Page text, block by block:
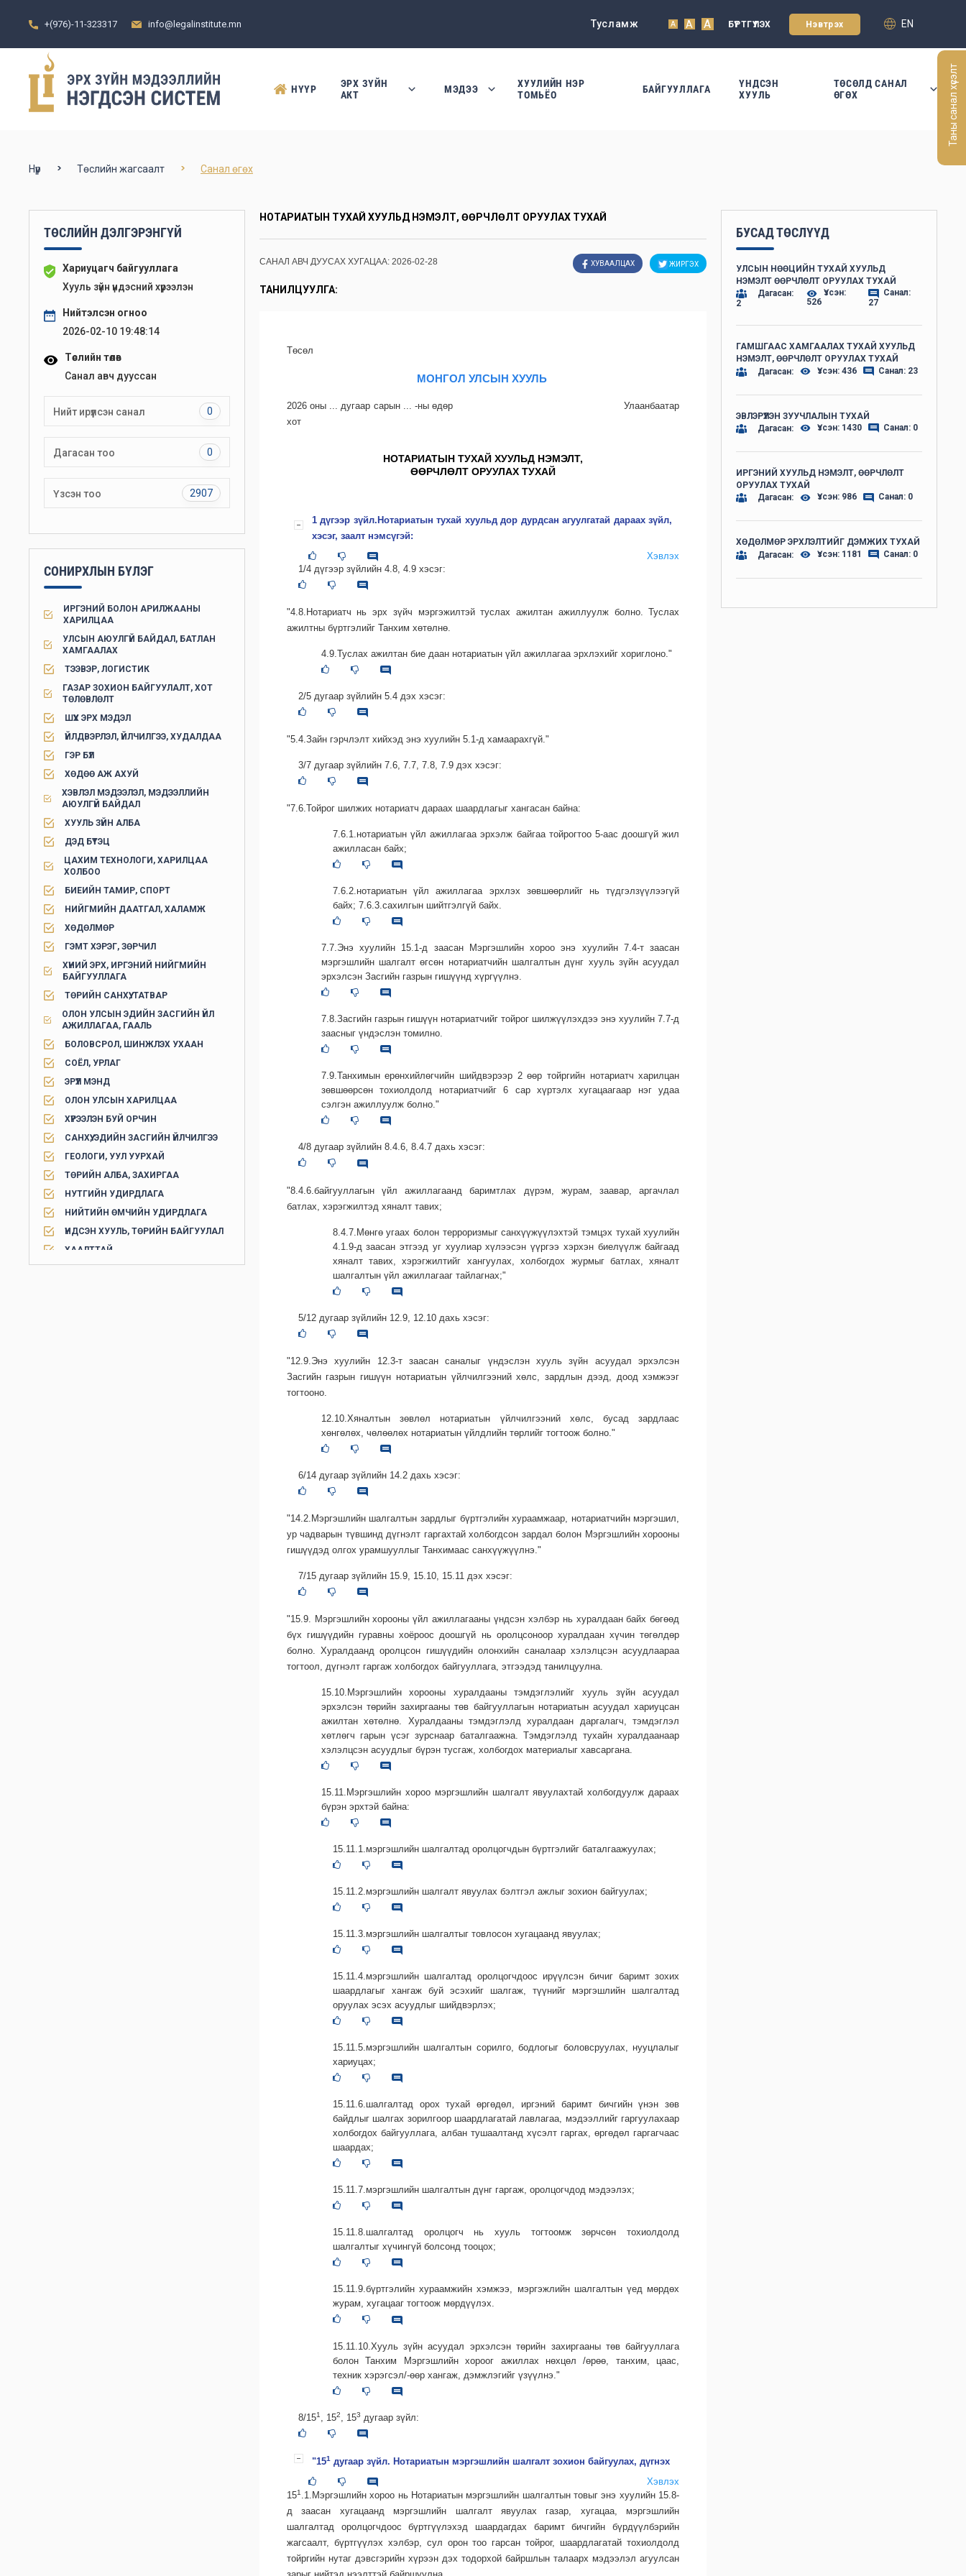
+(976)-11-323317 info@legalinstitute.mn Тусламж A A A БҮРТГҮҮЛЭХ Нэвтрэх EN
НҮҮР
ЭРХ ЗҮЙН
АКТ
МЭДЭЭ
ХУУЛИЙН НЭР
ТОМЬЁО
БАЙГУУЛЛАГА
ҮНДСЭН
ХУУЛЬ
ТӨСӨЛД САНАЛ
ӨГӨХ
Нүүр Төслийн жагсаалт Санал өгөх
ТӨСЛИЙН ДЭЛГЭРЭНГҮЙ
Хариуцагч байгууллага
Хууль зүйн үндэсний хүрээлэн
Нийтэлсэн огноо
2026-02-10 19:48:14
Төслийн төлөв
Санал авч дууссан
Нийт ирүүлсэн санал 0
Дагасан тоо 0
Үзсэн тоо 2907
СОНИРХЛЫН БҮЛЭГ
ИРГЭНИЙ БОЛОН АРИЛЖААНЫ
ХАРИЛЦАА
УЛСЫН АЮУЛГҮЙ БАЙДАЛ, БАТЛАН
ХАМГААЛАХ
ТЭЭВЭР, ЛОГИСТИК
ГАЗАР ЗОХИОН БАЙГУУЛАЛТ, ХОТ
ТӨЛӨВЛӨЛТ
ШҮҮХ ЭРХ МЭДЭЛ
ҮЙЛДВЭРЛЭЛ, ҮЙЛЧИЛГЭЭ, ХУДАЛДАА
ГЭР БҮЛ
ХӨДӨӨ АЖ АХУЙ
ХЭВЛЭЛ МЭДЭЭЛЭЛ, МЭДЭЭЛЛИЙН
АЮУЛГҮЙ БАЙДАЛ
ХУУЛЬ ЗҮЙН АЛБА
ДЭД БҮТЭЦ
ЦАХИМ ТЕХНОЛОГИ, ХАРИЛЦАА
ХОЛБОО
БИЕИЙН ТАМИР, СПОРТ
НИЙГМИЙН ДААТГАЛ, ХАЛАМЖ
ХӨДӨЛМӨР
ГЭМТ ХЭРЭГ, ЗӨРЧИЛ
ХҮНИЙ ЭРХ, ИРГЭНИЙ НИЙГМИЙН
БАЙГУУЛЛАГА
ТӨРИЙН САНХҮҮ, ТАТВАР
ОЛОН УЛСЫН ЭДИЙН ЗАСГИЙН ҮЙЛ
АЖИЛЛАГАА, ГААЛЬ
БОЛОВСРОЛ, ШИНЖЛЭХ УХААН
СОЁЛ, УРЛАГ
ЭРҮҮЛ МЭНД
ОЛОН УЛСЫН ХАРИЛЦАА
ХҮРЭЭЛЭН БУЙ ОРЧИН
САНХҮҮ, ЭДИЙН ЗАСГИЙН ҮЙЛЧИЛГЭЭ
ГЕОЛОГИ, УУЛ УУРХАЙ
ТӨРИЙН АЛБА, ЗАХИРГАА
НУТГИЙН УДИРДЛАГА
НИЙТИЙН ӨМЧИЙН УДИРДЛАГА
ҮНДСЭН ХУУЛЬ, ТӨРИЙН БАЙГУУЛАЛ
ХААЛТТАЙ
НОТАРИАТЫН ТУХАЙ ХУУЛЬД НЭМЭЛТ, ӨӨРЧЛӨЛТ ОРУУЛАХ ТУХАЙ
САНАЛ АВЧ ДУУСАХ ХУГАЦАА: 2026-02-28 ХУВААЛЦАХ ЖИРГЭХ
ТАНИЛЦУУЛГА:
Төсөл
МОНГОЛ УЛСЫН ХУУЛЬ
2026 оны ... дугаар сарын ... -ны өдөр Улаанбаатар
хот
НОТАРИАТЫН ТУХАЙ ХУУЛЬД НЭМЭЛТ,
ӨӨРЧЛӨЛТ ОРУУЛАХ ТУХАЙ
1 дүгээр зүйл.Нотариатын тухай хуульд дор дурдсан агуулгатай дараах зүйл,
хэсэг, заалт нэмсүгэй:
Хэвлэх
1/4 дүгээр зүйлийн 4.8, 4.9 хэсэг:
"4.8.Нотариатч нь эрх зүйч мэргэжилтэй туслах ажилтан ажиллуулж болно. Туслах
ажилтны бүртгэлийг Танхим хөтөлнө.
4.9.Туслах ажилтан бие даан нотариатын үйл ажиллагаа эрхлэхийг хориглоно."
2/5 дугаар зүйлийн 5.4 дэх хэсэг:
"5.4.Зайн гэрчлэлт хийхэд энэ хуулийн 5.1-д хамаарахгүй."
3/7 дугаар зүйлийн 7.6, 7.7, 7.8, 7.9 дэх хэсэг:
"7.6.Тойрог шилжих нотариатч дараах шаардлагыг хангасан байна:
7.6.1.нотариатын үйл ажиллагаа эрхэлж байгаа тойрогтоо 5-аас доошгүй жил
ажилласан байх;
7.6.2.нотариатын үйл ажиллагаа эрхлэх зөвшөөрлийг нь түдгэлзүүлээгүй
байх; 7.6.3.сахилгын шийтгэлгүй байх.
7.7.Энэ хуулийн 15.1-д заасан Мэргэшлийн хороо энэ хуулийн 7.4-т заасан
мэргэшлийн шалгалт өгсөн нотариатчийн шалгалтын дүнг хууль зүйн асуудал
эрхэлсэн Засгийн газрын гишүүнд хүргүүлнэ.
7.8.Засгийн газрын гишүүн нотариатчийг тойрог шилжүүлэхдээ энэ хуулийн 7.7-д
заасныг үндэслэн томилно.
7.9.Танхимын ерөнхийлөгчийн шийдвэрээр 2 өөр тойргийн нотариатч харилцан
зөвшөөрсөн тохиолдолд нотариатчийг 6 сар хүртэлх хугацаагаар нэг удаа
сэлгэн ажиллуулж болно."
4/8 дугаар зүйлийн 8.4.6, 8.4.7 дахь хэсэг:
"8.4.6.байгууллагын үйл ажиллагаанд баримтлах дүрэм, журам, заавар, аргачлал
батлах, хэрэгжилтэд хяналт тавих;
8.4.7.Мөнгө угаах болон терроризмыг санхүүжүүлэхтэй тэмцэх тухай хуулийн
4.1.9-д заасан этгээд уг хуулиар хүлээсэн үүргээ хэрхэн биелүүлж байгаад
хяналт тавих, хэрэгжилтийг хангуулах, холбогдох журмыг батлах, хяналт
шалгалтын үйл ажиллагааг тайлагнах;"
5/12 дугаар зүйлийн 12.9, 12.10 дахь хэсэг:
"12.9.Энэ хуулийн 12.3-т заасан саналыг үндэслэн хууль зүйн асуудал эрхэлсэн
Засгийн газрын гишүүн нотариатын үйлчилгээний хөлс, зардлын дээд, доод хэмжээг
тогтооно.
12.10.Хяналтын зөвлөл нотариатын үйлчилгээний хөлс, бусад зардлаас
хөнгөлөх, чөлөөлөх нотариатын үйлдлийн төрлийг тогтоож болно."
6/14 дугаар зүйлийн 14.2 дахь хэсэг:
"14.2.Мэргэшлийн шалгалтын зардлыг бүртгэлийн хураамжаар, нотариатчийн мэргэшил,
ур чадварын түвшинд дүгнэлт гаргахтай холбогдсон зардал болон Мэргэшлийн хорооны
гишүүдэд олгох урамшууллыг Танхимаас санхүүжүүлнэ."
7/15 дугаар зүйлийн 15.9, 15.10, 15.11 дэх хэсэг:
"15.9. Мэргэшлийн хорооны үйл ажиллагааны үндсэн хэлбэр нь хуралдаан байх бөгөөд
бүх гишүүдийн гуравны хоёроос доошгүй нь оролцсоноор хуралдаан хүчин төгөлдөр
болно. Хуралдаанд оролцсон гишүүдийн олонхийн саналаар хэлэлцсэн асуудлаараа
тогтоол, дүгнэлт гаргаж холбогдох байгууллага, этгээдэд танилцуулна.
15.10.Мэргэшлийн хорооны хуралдааны тэмдэглэлийг хууль зүйн асуудал
эрхэлсэн төрийн захиргааны төв байгууллагын нотариатын асуудал хариуцсан
ажилтан хөтөлнө. Хуралдааны тэмдэглэлд хуралдаан даргалагч, тэмдэглэл
хөтлөгч гарын үсэг зурснаар баталгаажна. Тэмдэглэлд тухайн хуралдаанаар
хэлэлцсэн асуудлыг бүрэн тусгаж, холбогдох материалыг хавсаргана.
15.11.Мэргэшлийн хороо мэргэшлийн шалгалт явуулахтай холбогдуулж дараах
бүрэн эрхтэй байна:
15.11.1.мэргэшлийн шалгалтад оролцогчдын бүртгэлийг баталгаажуулах;
15.11.2.мэргэшлийн шалгалт явуулах бэлтгэл ажлыг зохион байгуулах;
15.11.3.мэргэшлийн шалгалтыг товлосон хугацаанд явуулах;
15.11.4.мэргэшлийн шалгалтад оролцогчдоос ирүүлсэн бичиг баримт зохих
шаардлагыг хангаж буй эсэхийг шалгаж, түүнийг мэргэшлийн шалгалтад
оруулах эсэх асуудлыг шийдвэрлэх;
15.11.5.мэргэшлийн шалгалтын сорилго, бодлогыг боловсруулах, нууцлалыг
хариуцах;
15.11.6.шалгалтад орох тухай өргөдөл, иргэний баримт бичгийн үнэн зөв
байдлыг шалгах зорилгоор шаардлагатай лавлагаа, мэдээллийг гаргуулахаар
холбогдох байгууллага, албан тушаалтанд хүсэлт гаргах, өргөдөл гаргагчаас
шаардах;
15.11.7.мэргэшлийн шалгалтын дүнг гаргаж, оролцогчдод мэдээлэх;
15.11.8.шалгалтад оролцогч нь хууль тогтоомж зөрчсөн тохиолдолд
шалгалтыг хүчингүй болсонд тооцох;
15.11.9.бүртгэлийн хураамжийн хэмжээ, мэргэжлийн шалгалтын үед мөрдөх
журам, хугацааг тогтоож мөрдүүлэх.
15.11.10.Хууль зүйн асуудал эрхэлсэн төрийн захиргааны төв байгууллага
болон Танхим Мэргэшлийн хороог ажиллах нөхцөл /өрөө, танхим, цаас,
техник хэрэгсэл/-өөр хангаж, дэмжлэгийг үзүүлнэ."
8/151 , 152 , 153 дугаар зүйл:
"151дугаар зүйл. Нотариатын мэргэшлийн шалгалт зохион байгуулах, дүгнэх
Хэвлэх
151
.1.Мэргэшлийн хороо нь Нотариатын мэргэшлийн шалгалтын товыг энэ хуулийн 15.8-
д заасан хугацаанд мэргэшлийн шалгалт явуулах газар, хугацаа, мэргэшлийн
шалгалтад оролцогчдоос бүртгүүлэхэд шаардагдах баримт бичгийн бүрдүүлбэрийн
жагсаалт, бүртгүүлэх хэлбэр, сул орон тоо гарсан тойрог, шаардлагатай тохиолдолд
тойргийн нутаг дэвсгэрийн хүрээн дэх тодорхой байршлын талаарх мэдээлэл агуулсан
БУСАД ТӨСЛҮҮД
УЛСЫН НӨӨЦИЙН ТУХАЙ ХУУЛЬД
НЭМЭЛТ ӨӨРЧЛӨЛТ ОРУУЛАХ ТУХАЙ
Дагасан:
2
Үзсэн:
526
Санал:
27
ГАМШГААС ХАМГААЛАХ ТУХАЙ ХУУЛЬД
НЭМЭЛТ, ӨӨРЧЛӨЛТ ОРУУЛАХ ТУХАЙ
Дагасан:
Үзсэн: 436 Санал: 23
ЭВЛЭРҮҮЛЭН ЗУУЧЛАЛЫН ТУХАЙ
Дагасан:
Үзсэн: 1430 Санал: 0
ИРГЭНИЙ ХУУЛЬД НЭМЭЛТ, ӨӨРЧЛӨЛТ
ОРУУЛАХ ТУХАЙ
Дагасан:
Үзсэн: 986 Санал: 0
ХӨДӨЛМӨР ЭРХЛЭЛТИЙГ ДЭМЖИХ ТУХАЙ
Дагасан:
Үзсэн: 1181 Санал: 0
Таны санал хүсэлт